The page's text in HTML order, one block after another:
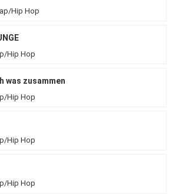
Hip Hop
Hip Hop
was zusammen
Hip Hop
Hip Hop
Hip Hop